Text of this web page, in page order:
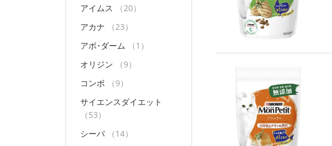
アイムス
（20）
アカナ
（23）
アボ･ダーム
（1）
オリジン
（9）
コンボ
（9）
サイエンスダイエット
（53）
シーバ
（14）